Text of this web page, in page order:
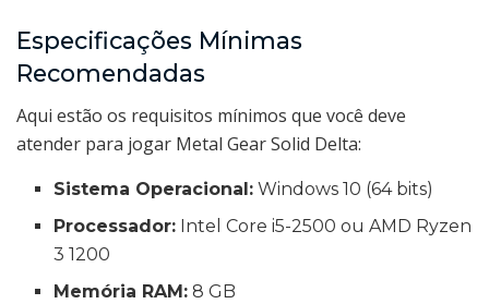
Especificações Mínimas
Recomendadas
Aqui estão os requisitos mínimos que você deve
atender para jogar Metal Gear Solid Delta:
Sistema Operacional: Windows 10 (64 bits)
Processador: Intel Core i5-2500 ou AMD Ryzen
3 1200
Memória RAM: 8 GB